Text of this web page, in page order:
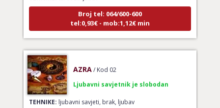
Broj tel: 064/600-600
tel:0,93€ - mob:1,12€ min
TEHNIKE:ljubavni savjeti, brak, ljubav